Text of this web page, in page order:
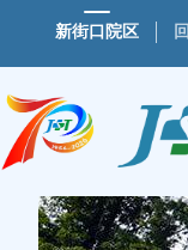
新街口院区